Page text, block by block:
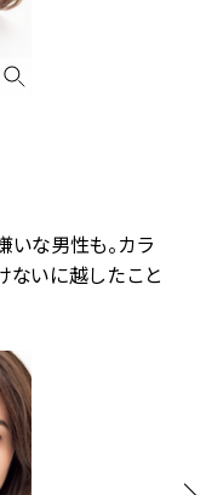
な男性も。カラ
ないに越したこと